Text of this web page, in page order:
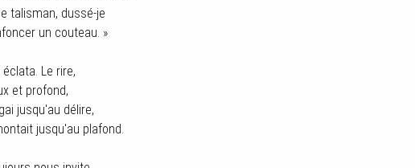
talisman, dussé-je
un couteau. »
Le rire,
et profond,
jusqu'au délire,
jusqu'au plafond.